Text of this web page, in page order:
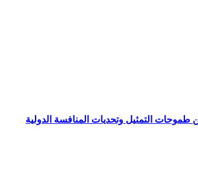
طموحات التمثيل وتحديات المنافسة الدولية